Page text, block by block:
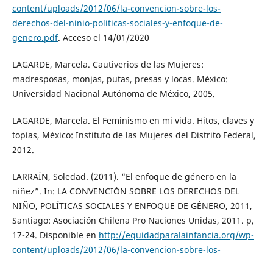
content/uploads/2012/06/la-convencion-sobre-los-
derechos-del-ninio-politicas-sociales-y-enfoque-de-
genero.pdf. Acceso el 14/01/2020
LAGARDE, Marcela. Cautiverios de las Mujeres:
madresposas, monjas, putas, presas y locas. México:
Universidad Nacional Autónoma de México, 2005.
LAGARDE, Marcela. El Feminismo en mi vida. Hitos, claves y
topías, México: Instituto de las Mujeres del Distrito Federal,
2012.
LARRAÍN, Soledad. (2011). “El enfoque de género en la
niñez”. In: LA CONVENCIÓN SOBRE LOS DERECHOS DEL
NIÑO, POLÍTICAS SOCIALES Y ENFOQUE DE GÉNERO, 2011,
Santiago: Asociación Chilena Pro Naciones Unidas, 2011. p,
17-24. Disponible en http://equidadparalainfancia.org/wp-
content/uploads/2012/06/la-convencion-sobre-los-